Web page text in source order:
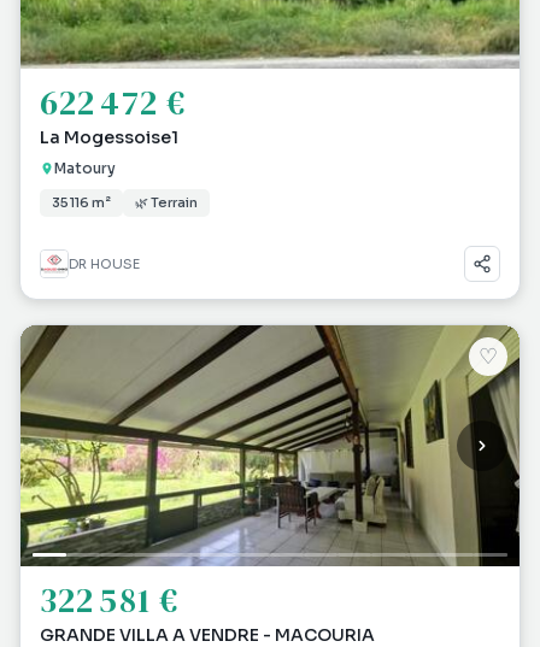
622 472 €
La Mogessoise1
Matoury
35 116 m² 🌿 Terrain
DR HOUSE
♡
322 581 €
GRANDE VILLA A VENDRE - MACOURIA